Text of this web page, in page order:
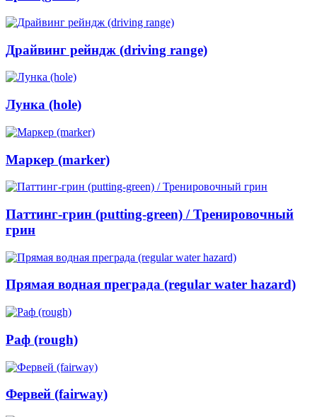
Драйвинг рейндж (driving range)
Лунка (hole)
Маркер (marker)
Паттинг-грин (putting-green) / Тренировочный
грин
Прямая водная преграда (regular water hazard)
Раф (rough)
Фервей (fairway)